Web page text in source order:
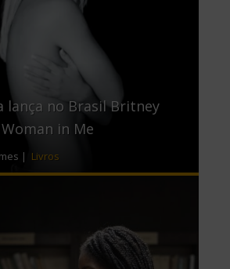
lança no Brasil Britney
in Me
| Livros